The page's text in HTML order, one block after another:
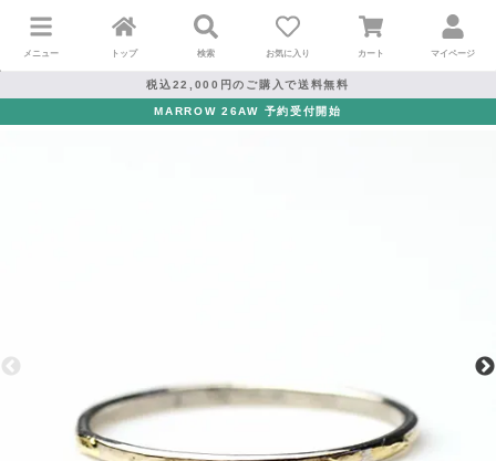
メニュー トップ 検索 お気に入り カート マイページ
税込22,000円のご購入で送料無料
MARROW 26AW 予約受付開始